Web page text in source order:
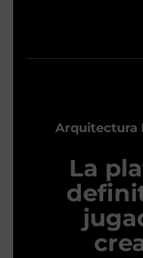
Arquitectura
La